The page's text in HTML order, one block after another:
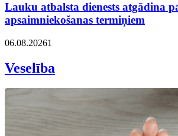
Lauku atbalsta dienests atgādina
apsaimniekošanas termiņiem
06.08.20261
Veselība